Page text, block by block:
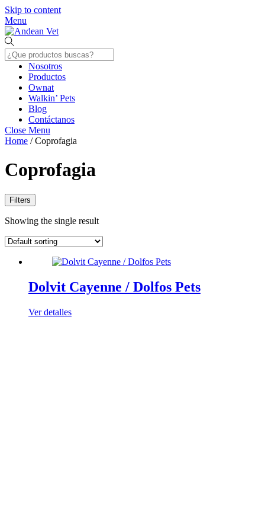
Skip to content
Menu
Nosotros
Productos
Ownat
Walkin’ Pets
Blog
Contáctanos
Close Menu
Home / Coprofagia
Coprofagia
Filters
Showing the single result
Dolvit Cayenne / Dolfos Pets
Ver detalles